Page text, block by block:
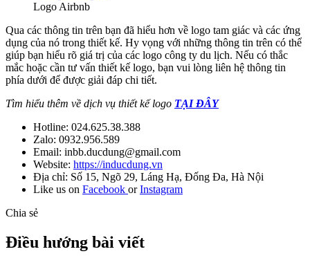
Logo Airbnb
Qua các thông tin trên bạn đã hiểu hơn về logo tam giác và các ứng
dụng của nó trong thiết kế. Hy vọng với những thông tin trên có thể
giúp bạn hiểu rõ giá trị của các logo công ty du lịch. Nếu có thắc
mắc hoặc cần tư vấn thiết kế logo, bạn vui lòng liên hệ thông tin
phía dưới để được giải đáp chi tiết.
Tìm hiểu thêm về dịch vụ thiết kế logo TẠI ĐÂY
Hotline: 024.625.38.388
Zalo: 0932.956.589
Email: inbb.ducdung@gmail.com
Website: https://inducdung.vn
Địa chỉ: Số 15, Ngõ 29, Láng Hạ, Đống Đa, Hà Nội
Like us on Facebook orInstagram
Chia sẻ
Điều hướng bài viết